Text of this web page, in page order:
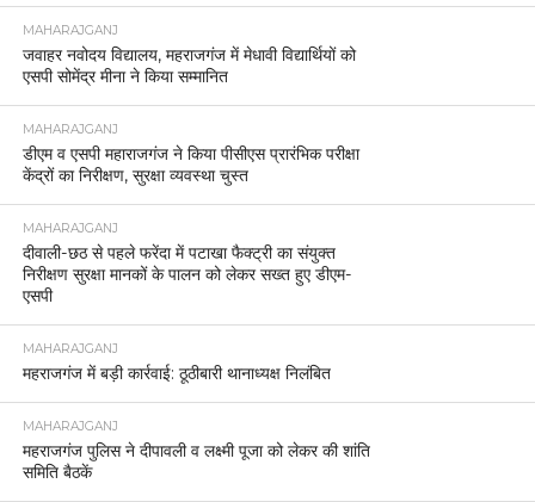
MAHARAJGANJ
जवाहर नवोदय विद्यालय, महराजगंज में मेधावी विद्यार्थियों को
एसपी सोमेंद्र मीना ने किया सम्मानित
MAHARAJGANJ
डीएम व एसपी महाराजगंज ने किया पीसीएस प्रारंभिक परीक्षा
केंद्रों का निरीक्षण, सुरक्षा व्यवस्था चुस्त
MAHARAJGANJ
दीवाली-छठ से पहले फरेंदा में पटाखा फैक्ट्री का संयुक्त
निरीक्षण सुरक्षा मानकों के पालन को लेकर सख्त हुए डीएम-
एसपी
MAHARAJGANJ
महराजगंज में बड़ी कार्रवाई: ठूठीबारी थानाध्यक्ष निलंबित
MAHARAJGANJ
महराजगंज पुलिस ने दीपावली व लक्ष्मी पूजा को लेकर की शांति
समिति बैठकें